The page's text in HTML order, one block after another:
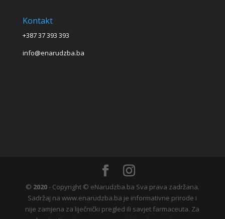
Kontakt
+387 37 393 393
info@enarudzba.ba
© 2020- Copyright © eNarudzba.ba Sva prava zadržana.
Sadržaj na www.enarudzba.ba je informativne prirode i
nije zamjena za liječnički pregled ili savjet farmaceuta. Za